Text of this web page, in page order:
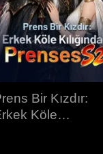
Bir Kızdır:
Köle